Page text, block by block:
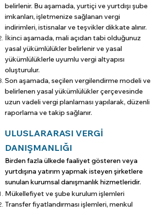
belirlenir. Bu aşamada, yurtiçi ve yurtdışı şube
imkanları, işletmenize sağlanan vergi
indirimleri, istisnalar ve teşvikler dikkate alınır.​
​İkinci aşamada, mali açıdan tabi olduğunuz
yasal yükümlülükler belirlenir ve yasal
yükümlülüklerle uyumlu vergi altyapısı
oluşturulur. ​
Son aşamada, seçilen vergilendirme modeli ve
belirlenen yasal yükümlülükler çerçevesinde
uzun vadeli vergi planlaması yapılarak, düzenli
raporlama ve takip sağlanır.
ULUSLARARASI VERGİ
DANIŞMANLIĞI
Birden fazla ülkede faaliyet gösteren veya
yurtdışına yatırım yapmak isteyen şirketlere
sunulan kurumsal danışmanlık hizmetleridir.
Mükellefiyet ve şube kurulum işlemleri
Transfer fiyatlandırması işlemleri, menkul